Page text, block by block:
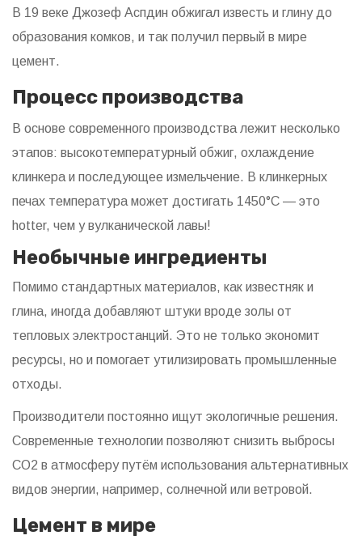
В 19 веке Джозеф Аспдин обжигал известь и глину до
образования комков, и так получил первый в мире
цемент.
Процесс производства
В основе современного производства лежит несколько
этапов: высокотемпературный обжиг, охлаждение
клинкера и последующее измельчение. В клинкерных
печах температура может достигать 1450°C — это
hotter, чем у вулканической лавы!
Необычные ингредиенты
Помимо стандартных материалов, как известняк и
глина, иногда добавляют штуки вроде золы от
тепловых электростанций. Это не только экономит
ресурсы, но и помогает утилизировать промышленные
отходы.
Производители постоянно ищут экологичные решения.
Современные технологии позволяют снизить выбросы
CO2 в атмосферу путём использования альтернативных
видов энергии, например, солнечной или ветровой.
Цемент в мире